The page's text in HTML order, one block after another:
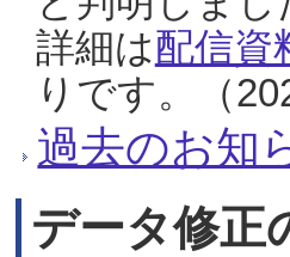
詳細は配信資
りです。（
過去のお知
データ修正